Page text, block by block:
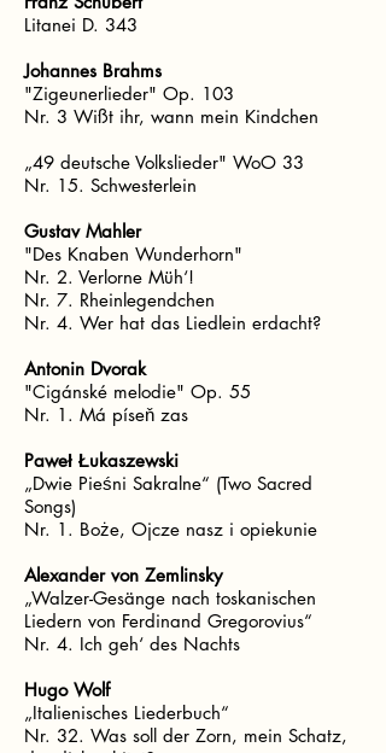
Litanei D. 343
Johannes Brahms
"Zigeunerlieder" Op. 103
Nr. 3 Wißt ihr, wann mein Kindchen
„49 deutsche Volkslieder" WoO 33
Nr. 15. Schwesterlein
Gustav Mahler
"Des Knaben Wunderhorn"
Nr. 2. Verlorne Müh‘!
Nr. 7. Rheinlegendchen
Nr. 4. Wer hat das Liedlein erdacht?
Antonin Dvorak
"Cigánské melodie" Op. 55
Nr. 1. Má píseň zas
Paweł Łukaszewski
„Dwie Pieśni Sakralne“ (Two Sacred
Songs)
Nr. 1. Boże, Ojcze nasz i opiekunie
Alexander von Zemlinsky
„Walzer-Gesänge nach toskanischen
Liedern von Ferdinand Gregorovius“
Nr. 4. Ich geh‘ des Nachts
Hugo Wolf
„Italienisches Liederbuch“
Nr. 32. Was soll der Zorn, mein Schatz,